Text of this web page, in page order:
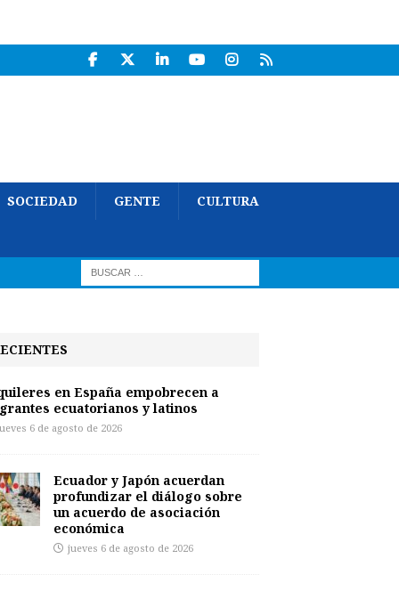
SOCIEDAD GENTE CULTURA
en España empobrecen a
ecuatorianos y latinos
6 de agosto de 2026
Ecuador y Japón acuerdan
profundizar el diálogo sobre
un acuerdo de asociación
económica
jueves 6 de agosto de 2026